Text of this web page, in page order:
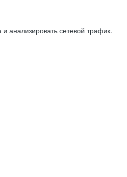
анализировать сетевой трафик.